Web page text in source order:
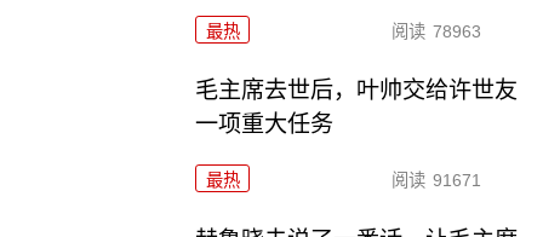
最热 阅读 78963
毛主席去世后，叶帅交给许世友
一项重大任务
最热 阅读 91671